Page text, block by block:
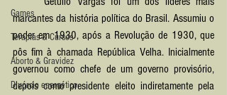
Games
Terapias & Cursos
Aborto & Gravidez
Divórcio energético
marcantes da história política do Brasil. Assumiu o
poder em 1930, após a Revolução de 1930, que
pôs fim à chamada República Velha. Inicialmente
governou como chefe de um governo provisório,
depois como presidente eleito indiretamente pela